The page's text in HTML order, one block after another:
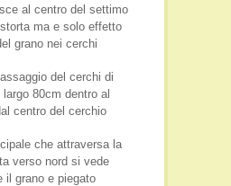
al centro del settimo
ma e solo effetto
grano nei cerchi
del cerchi di
80cm dentro al
centro del cerchio
che attraversa la
verso nord si vede
il grano e piegato